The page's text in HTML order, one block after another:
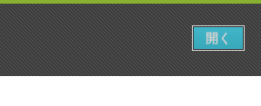
開く